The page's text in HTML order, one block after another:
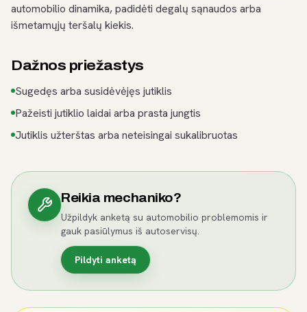
automobilio dinamika, padidėti degalų sąnaudos arba
išmetamųjų teršalų kiekis.
Dažnos priežastys
Sugedęs arba susidėvėjęs jutiklis
Pažeisti jutiklio laidai arba prasta jungtis
Jutiklis užterštas arba neteisingai sukalibruotas
Reikia mechaniko?
Užpildyk anketą su automobilio problemomis ir
gauk pasiūlymus iš autoservisų.
Pildyti anketą